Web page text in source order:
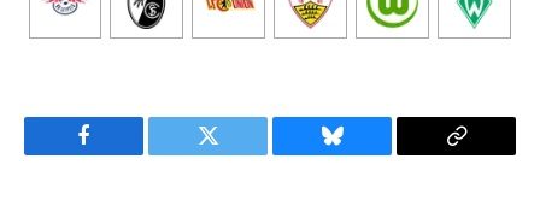
Facebook Twitter Bluesky
Copy